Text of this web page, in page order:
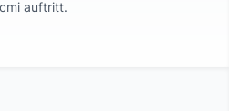
auftritt.